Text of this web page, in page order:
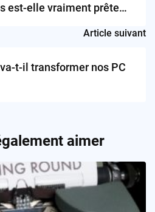
est-elle vraiment prête
Article suivant
t-il transformer nos PC
aimer